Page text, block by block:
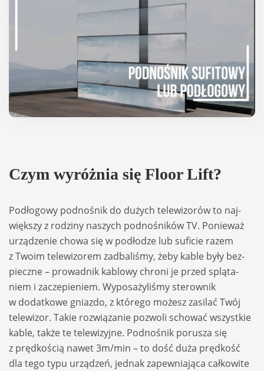
Czym wyróż­nia się Floor Lift?
Podło­gowy podno­śnik do dużych tele­wi­zorów to naj­
więk­szy z rodziny naszych podno­śników TV. Ponie­waż
urzą­dze­nie chowa się w podło­dze lub sufi­cie razem
z Twoim tele­wi­zorem zadba­li­śmy, żeby kable były bez­
pieczne – pro­wad­nik kablowy chroni je przed splą­ta­
niem i zacze­pie­niem. Wypo­sa­ży­li­śmy ste­row­nik
w dodat­kowe gniazdo, z któ­rego możesz zasi­lać Twój
tele­wi­zor. Takie roz­wią­za­nie pozwoli scho­wać wszyst­kie
kable, także te tele­wi­zyjne. Pod­no­śnik poru­sza się
z pręd­ko­ścią nawet 3m/min – to dość duża pręd­kość
dla tego typu urzą­dzeń, jed­nak zapew­nia­jąca cał­ko­wite